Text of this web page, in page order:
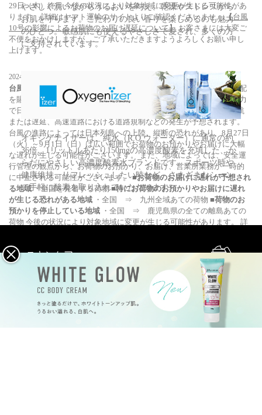
29日（木）終日 今後の状況により対象地域に変更が生じる可能性があ
ります。 詳細はヤマト運輸のサイトよりご確認くださいませ。 【台風
10号の影響によるお荷物のお届け遅延について】 お客さまには大変ご
不便をおかけしますが、ご了承いただきますようよろしくお願い申し
上げます。
2024/8/27
台風10号の影響によるお荷物のお届け遅延について
平素は格別の高配
を賜り、厚くお礼申し上げます。台風10号は暴風域を伴って強い勢力
で日本列島に接近しており、今後フェリー、航空機、貨物列車の欠航
または遅延、高速道路における道路規制などの発生が予想されます。
台風の進路によっては日本列島への上陸、縦断の恐れがあり、8月27日
（火）～9月1日（日）は広い範囲でお荷物のお預かりやお届けに大幅
な遅れが生じる可能性がございます。また、地域によっては、安全運
行管理の観点から、お荷物のお預かり、お届け、営業所業務が一時的
に中止される可能性がございます。 ■お荷物のお届けに遅れが予想され
る地域・全国を発着する荷物 ■特にお荷物のお預かりやお届けに遅れ
が生じる恐れがある地域・全国 ⇒ 九州全域あての荷物 ■荷物のお
預かりを停止している地域・全国 ⇒ 鹿児島県の全ての離島あての
荷物 今後の状況により対象地域に変更が生じる可能性があります。
詳
によるお荷物のお届け遅延について】
お客さまには大変ご不便をおか
けしますが、ご了承いただきますようよろしくお願い申し上げます。
宮崎県日向灘沖地震の影響によるお荷物のお届けについて平素は格別
の高配を賜り、厚くお礼申し上げます。
8月8日(木）16：42 宮崎県日
向灘沖で発生した地震の影響により、以下の地域においてお荷物のお
届けに遅れが生じる可能性がございます。 ■お荷物のお届けに遅れが予
やさしく洗いながらうるおいを与え、乾燥やストレスから
お肌を守ります。こだわりの良い香りを楽しめるのも魅力
のひとつ。敏感肌にも使えるやさしさで愛され、多くの方
に支持されています。
オキシゲナイザーは、純水（R.O.ウォーター）に通常の約
36倍、1リットルあたり150mgの高濃度酸素を充填した、か
らだにやさしい高濃度酸素水ブランドです。スポーツ時や
健康維持、リフレッシュしたい時など、さまざまなシーン
で手軽に酸素を取り入れていただけます。
スキンケア